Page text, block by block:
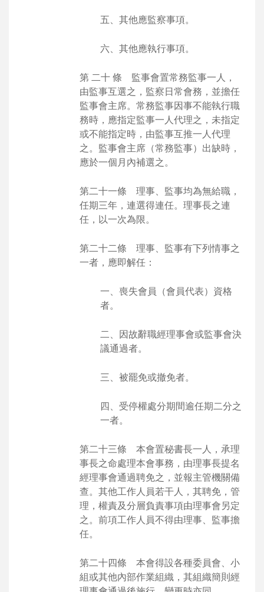
五、其他應監察事項。
六、其他應執行事項。
第 二十 條 監事會置常務監事一人，
由監事互選之，監察日常會務，並擔任
監事會主席。常務監事因事不能執行職
務時，應指定監事一人代理之，未指定
或不能指定時，由監事互推一人代理
之。監事會主席（常務監事）出缺時，
應於一個月內補選之。
第二十一條 理事、監事均為無給職，
任期三年，連選得連任。理事長之連
任，以一次為限。
第二十二條 理事、監事有下列情事之
一者，應即解任：
一、喪失會員（會員代表）資格
者。
二、因故辭職經理事會或監事會決
議通過者。
三、被罷免或撤免者。
四、受停權處分期間逾任期二分之
一者。
第二十三條 本會置秘書長一人，承理
事長之命處理本會事務，由理事長提名
經理事會通過聘免之，並報主管機關備
查。其他工作人員若干人，其聘免，管
理，權責及分層負責事項由理事會另定
之。前項工作人員不得由理事、監事擔
任。
第二十四條 本會得設各種委員會、小
組或其他內部作業組織，其組織簡則經